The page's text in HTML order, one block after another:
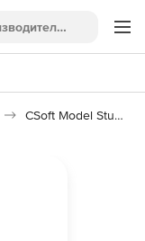
CSoft Model Studio CS Молниезащита